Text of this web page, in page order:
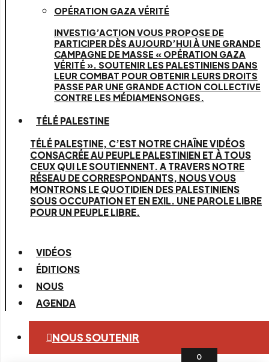
OPÉRATION GAZA VÉRITÉ
INVESTIG’ACTION VOUS PROPOSE DE
PARTICIPER DÈS AUJOURD’HUI À UNE GRANDE
CAMPAGNE DE MASSE « OPÉRATION GAZA
VÉRITÉ ». SOUTENIR LES PALESTINIENS DANS
LEUR COMBAT POUR OBTENIR LEURS DROITS
PASSE PAR UNE GRANDE ACTION COLLECTIVE
CONTRE LES MÉDIAMENSONGES.
TÉLÉ PALESTINE
TÉLÉ PALESTINE, C’EST NOTRE CHAÎNE VIDÉOS
CONSACRÉE AU PEUPLE PALESTINIEN ET À TOUS
CEUX QUI LE SOUTIENNENT. A TRAVERS NOTRE
RÉSEAU DE CORRESPONDANTS, NOUS VOUS
MONTRONS LE QUOTIDIEN DES PALESTINIENS
SOUS OCCUPATION ET EN EXIL. UNE PAROLE LIBRE
POUR UN PEUPLE LIBRE.
VIDÉOS
ÉDITIONS
NOUS
AGENDA
NOUS SOUTENIR
0